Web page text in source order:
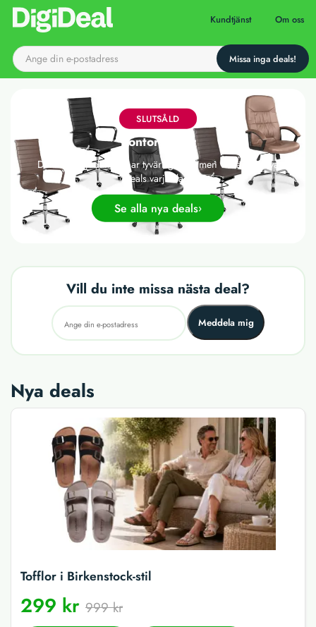
Till startsidan Kundtjänst Om oss
SLUTSÅLD
Kontorsstolar
Det här erbjudandet har tyvärr gått ut, men vi släpper nya
deals varje dag!
Se alla nya deals
Vill du inte missa nästa deal?
Meddela mig
Nya deals
Tofflor i Birkenstock-stil
299 kr 999 kr